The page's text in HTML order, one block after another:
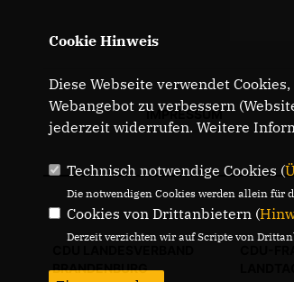
IMPRESSUM
BRANDENBURG
Cookie Hinweis
Diese Webseite verwendet
Webangebot zu verbessern
jederzeit widerrufen. Weitere
Technisch notwendige Cookies (
Die notwendigen Cookies werden allein für
Cookies von Drittanbietern (
Derzeit verzichten wir auf Scripte von